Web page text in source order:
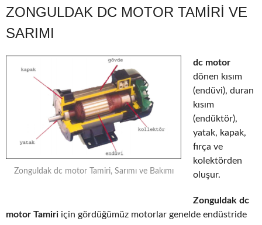
ZONGULDAK DC MOTOR TAMIRI VE
SARIMI
Zonguldak dc motor Tamiri, Sarımı ve Bakımı
dc motor
dönen kısım
(endüvi), duran
kısım
(endüktör),
yatak, kapak,
fırça ve
kolektörden
oluşur.
Zonguldak dc
motor Tamiri için gördüğümüz motorlar genelde endüstride